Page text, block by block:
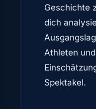
Geschichte
dich
Athleten
Spektakel.